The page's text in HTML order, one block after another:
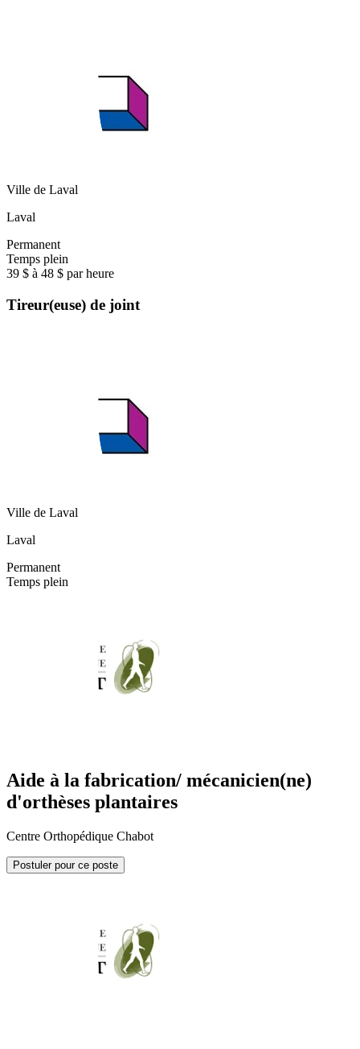
Ville de Laval
Laval
Permanent
Temps plein
39 $ à 48 $ par heure
Tireur(euse) de joint
Ville de Laval
Laval
Permanent
Temps plein
Aide à la fabrication/ mécanicien(ne)
d'orthèses plantaires
Centre Orthopédique Chabot
Postuler pour ce poste